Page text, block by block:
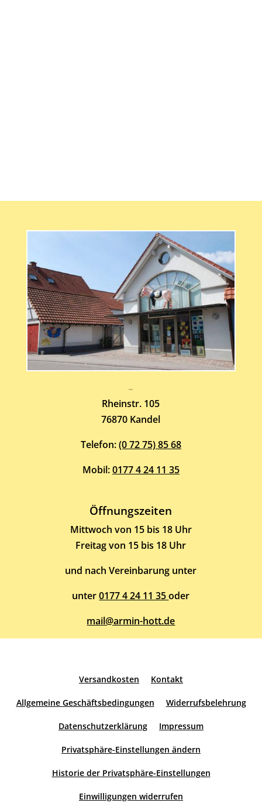
Rheinstr. 105
76870 Kandel
Telefon:(0 72 75) 85 68
Mobil:0177 4 24 11 35
Öffnungszeiten
Mittwoch von 15 bis 18 Uhr
Freitag von 15 bis 18 Uhr
und nach Vereinbarung unter
unter0177 4 24 11 35oder
mail@armin-hott.de
Versandkosten Kontakt
Allgemeine Geschäftsbedingungen Widerrufsbelehrung
Datenschutzerklärung Impressum
Privatsphäre-Einstellungen ändern
Historie der Privatsphäre-Einstellungen
Einwilligungen widerrufen